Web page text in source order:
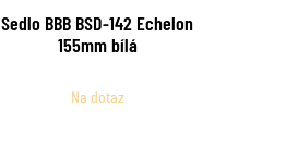
Sedlo BBB BSD-142 Echelon
155mm bílá
Na dotaz